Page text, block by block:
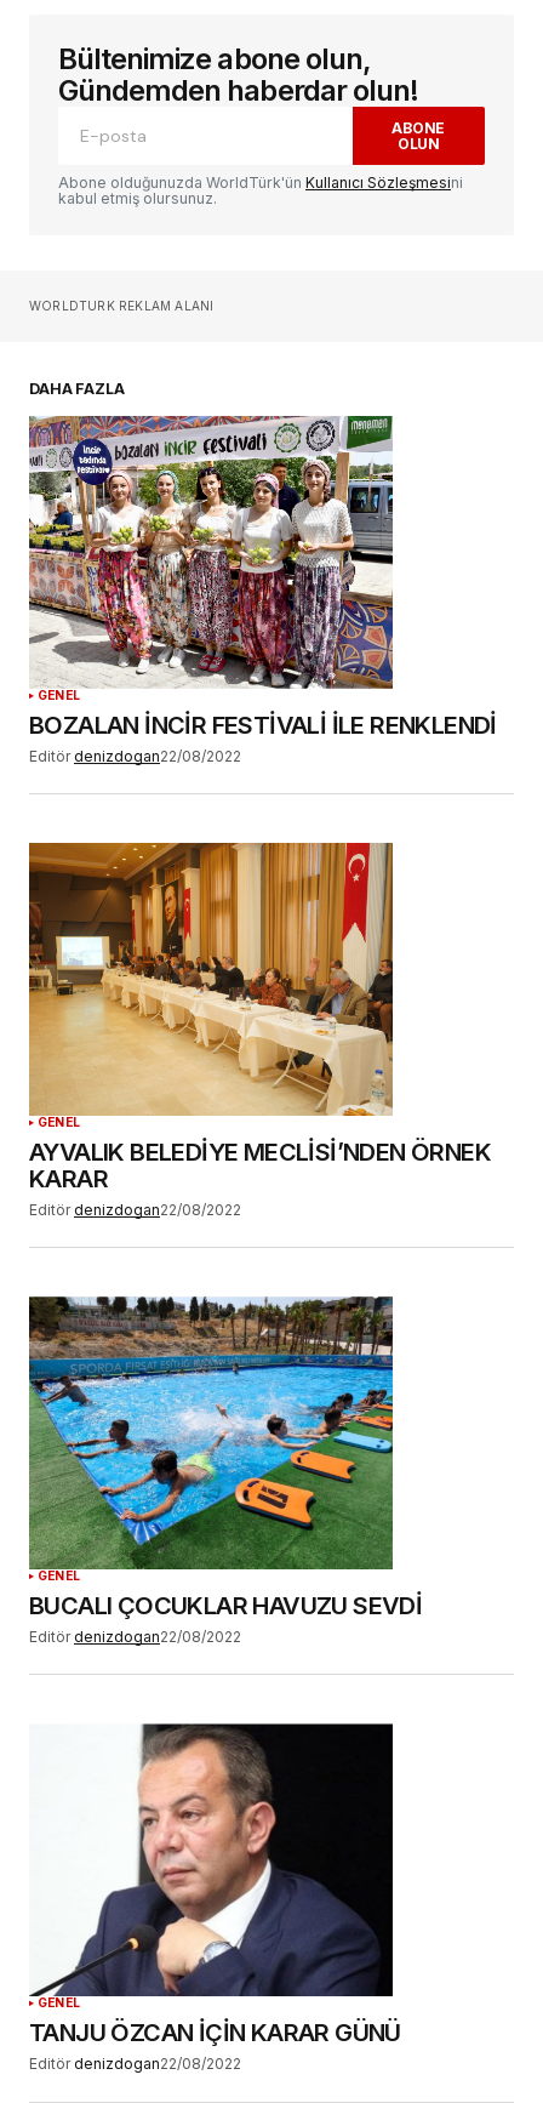
E-posta adresiniz yayınlanmayacak.
alanlar*ile işaretlenmişlerdir
Yorum
Sizin adınız*
Daha sonraki yorumlarımda kullanılması için
adım, e-posta adresim ve site adresim bu
tarayıcıya kaydedilsin.
YORUM GÖNDER
Bültenimize abone olun,
Gündemden haberdar olun!
ABONE
OLUN
Abone olduğunuzda WorldTürk'ün Kullanıcı Sözleşmesini
kabul etmiş olursunuz.
WORLDTURK REKLAM ALANI
DAHA FAZLA
GENEL
BOZALAN İNCİR FESTİVALİ İLE RENKLENDİ
Editör denizdogan22/08/2022
GENEL
AYVALIK BELEDİYE MECLİSİ’NDEN ÖRNEK
KARAR
Editör denizdogan22/08/2022
GENEL
BUCALI ÇOCUKLAR HAVUZU SEVDİ
Editör denizdogan22/08/2022
GENEL
TANJU ÖZCAN İÇİN KARAR GÜNÜ
Editör denizdogan22/08/2022